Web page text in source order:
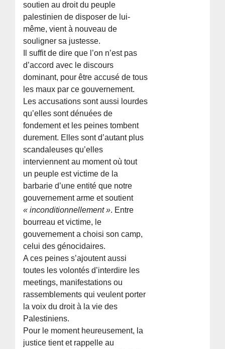
soutien au droit du peuple
palestinien de disposer de lui-
même, vient à nouveau de
souligner sa justesse.
Il suffit de dire que l’on n’est pas
d’accord avec le discours
dominant, pour être accusé de tous
les maux par ce gouvernement.
Les accusations sont aussi lourdes
qu’elles sont dénuées de
fondement et les peines tombent
durement. Elles sont d’autant plus
scandaleuses qu’elles
interviennent au moment où tout
un peuple est victime de la
barbarie d’une entité que notre
gouvernement arme et soutient
« inconditionnellement ». Entre
bourreau et victime, le
gouvernement a choisi son camp,
celui des génocidaires.
A ces peines s’ajoutent aussi
toutes les volontés d’interdire les
meetings, manifestations ou
rassemblements qui veulent porter
la voix du droit à la vie des
Palestiniens.
Pour le moment heureusement, la
justice tient et rappelle au